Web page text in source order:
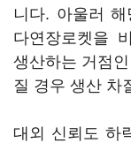
니다. 아울러
다연장로켓을
생산하는 거점
질 경우 생산 차
대외 신뢰도 하